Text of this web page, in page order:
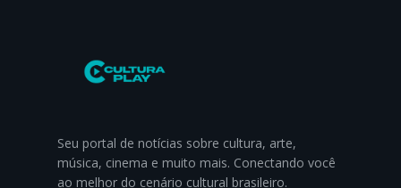
Seu portal de notícias sobre cultura, arte,
música, cinema e muito mais. Conectando você
ao melhor do cenário cultural brasileiro.